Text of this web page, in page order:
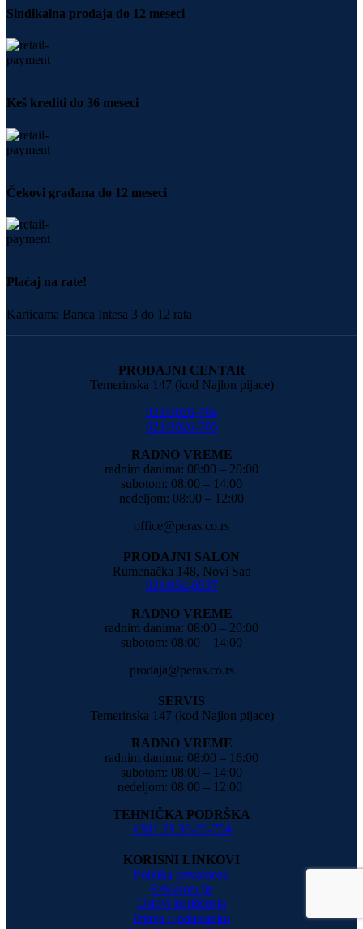
Sindikalna prodaja do 12 meseci
Keš krediti do 36 meseci
Čekovi građana do 12 meseci
Plaćaj na rate!
Karticama Banca Intesa 3 do 12 rata
PRODAJNI CENTAR
Temerinska 147 (kod Najlon pijace)
021/3026-704
021/3026-705
RADNO VREME
radnim danima: 08:00 – 20:00
subotom: 08:00 – 14:00
nedeljom: 08:00 – 12:00
office@peras.co.rs
PRODAJNI SALON
Rumenačka 148, Novi Sad
021/654-6537
RADNO VREME
radnim danima: 08:00 – 20:00
subotom: 08:00 – 14:00
prodaja@peras.co.rs
SERVIS
Temerinska 147 (kod Najlon pijace)
RADNO VREME
radnim danima: 08:00 – 16:00
subotom: 08:00 – 14:00
nedeljom: 08:00 – 12:00
TEHNIČKA PODRŠKA
+381 21 30-26-704
KORISNI LINKOVI
Politika privatnosti
Reklamacije
Uslovi korišćenja
Izjava o odustanku